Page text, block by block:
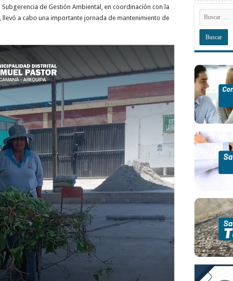
de Gestión Ambiental, en coordinación con la
llevó a cabo una importante jornada de mantenimiento de